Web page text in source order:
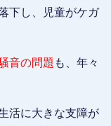
下し、児童がケガ
音の問題 も、年々
活に大きな支障が